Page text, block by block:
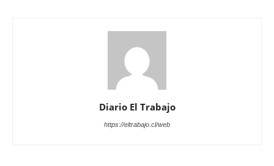
Diario El Trabajo
https://eltrabajo.cl/web